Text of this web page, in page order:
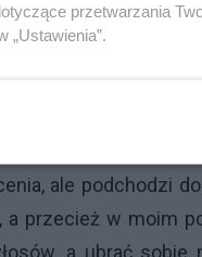
przy czym nie
bowiem nie leży
poczuć
przyjemności, jak
ale podchodzi
a przecież w moim
a ubrać sobie
przetwarzania
„Ustawienia”.